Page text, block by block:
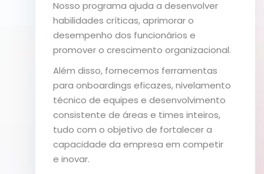
Nosso programa ajuda a desenvolver
habilidades críticas, aprimorar o
desempenho dos funcionários e
promover o crescimento organizacional.
Além disso, fornecemos ferramentas
para onboardings eficazes, nivelamento
técnico de equipes e desenvolvimento
consistente de áreas e times inteiros,
tudo com o objetivo de fortalecer a
capacidade da empresa em competir
e inovar.